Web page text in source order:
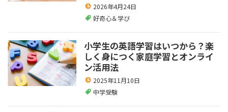
2026年4月24日
好奇心＆学び
小学生の英語学習はいつから？楽
しく身につく家庭学習とオンライ
ン活用法
2025年11月10日
中学受験